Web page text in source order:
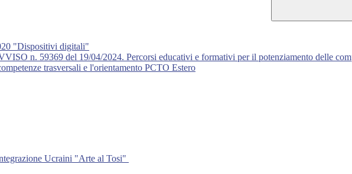
"Dispositivi digitali"
n. 59369 del 19/04/2024. Percorsi educativi e formativi per il potenziamento delle
trasversali e l'orientamento PCTO Estero
Ucraini "Arte al Tosi"